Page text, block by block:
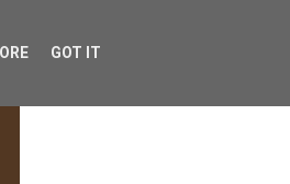
GOT IT